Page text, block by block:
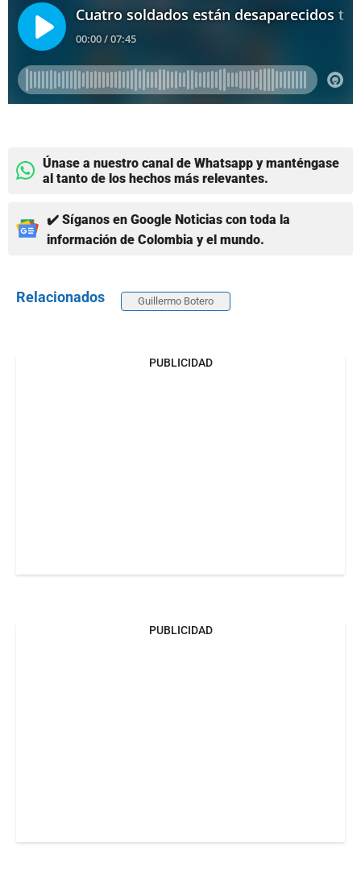
Únase a nuestro canal de Whatsapp y manténgase
al tanto de los hechos más relevantes.
✔️ Síganos en Google Noticias con toda la
información de Colombia y el mundo.
Relacionados Guillermo Botero
PUBLICIDAD
PUBLICIDAD